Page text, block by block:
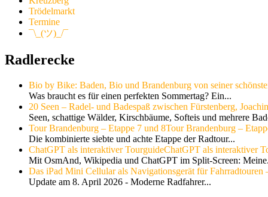
Trödelmarkt
Termine
¯\_(ツ)_/¯
Radlerecke
Bio by Bike: Baden, Bio und Brandenburg von seiner
Was braucht es für einen perfekten Sommertag? Ein...
20 Seen – Radel- und Badespaß zwischen Fürstenberg,
Seen, schattige Wälder, Kirschbäume, Softeis und mehrere
Tour Brandenburg – Etappe 7 und 8Tour Brandenburg –
Die kombinierte siebte und achte Etappe der Radtour...
ChatGPT als interaktiver TourguideChatGPT als interaktiver
Mit OsmAnd, Wikipedia und ChatGPT im Split-Screen:
Das iPad Mini Cellular als Navigationsgerät für Fahrradtouren
Update am 8. April 2026 - Moderne Radfahrer...